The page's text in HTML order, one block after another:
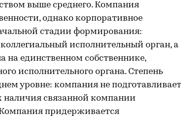
выше среднего. Компания
однако корпоративное
стадии формирования:
исполнительный орган, а
на единственном собственнике,
исполнительного органа. Степень
уровне: компания не подготавливает
наличия связанной компании
придерживается